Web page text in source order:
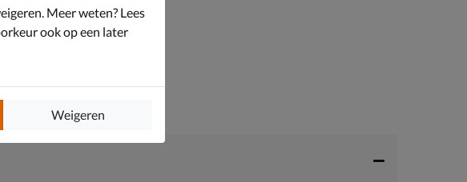
Meer weten? Lees
ook op een later
Weigeren